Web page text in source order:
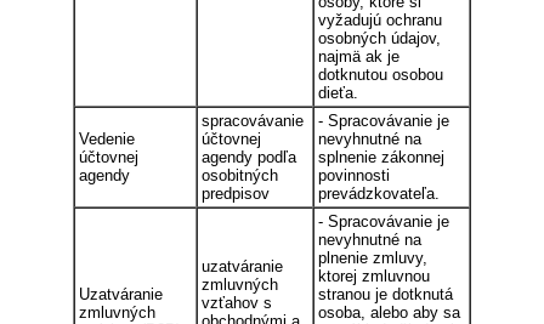
vyžadujú ochranu
osobných údajov,
najmä ak je
dotknutou osobou
dieťa.
Vedenie
účtovnej
agendy
spracovávanie
účtovnej
agendy podľa
osobitných
predpisov
- Spracovávanie je
nevyhnutné na
splnenie zákonnej
povinnosti
prevádzkovateľa.
Uzatváranie
zmluvných
uzatváranie
zmluvných
vzťahov s
- Spracovávanie je
nevyhnutné na
plnenie zmluvy,
ktorej zmluvnou
stranou je dotknutá
osoba, alebo aby sa